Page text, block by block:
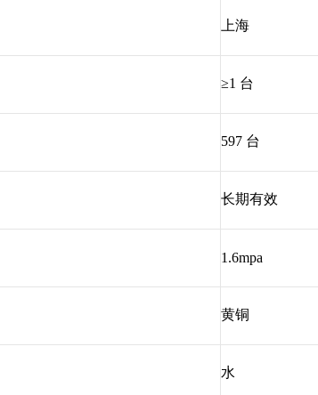
上海
≥1 台
597 台
长期有效
1.6mpa
黄铜
水